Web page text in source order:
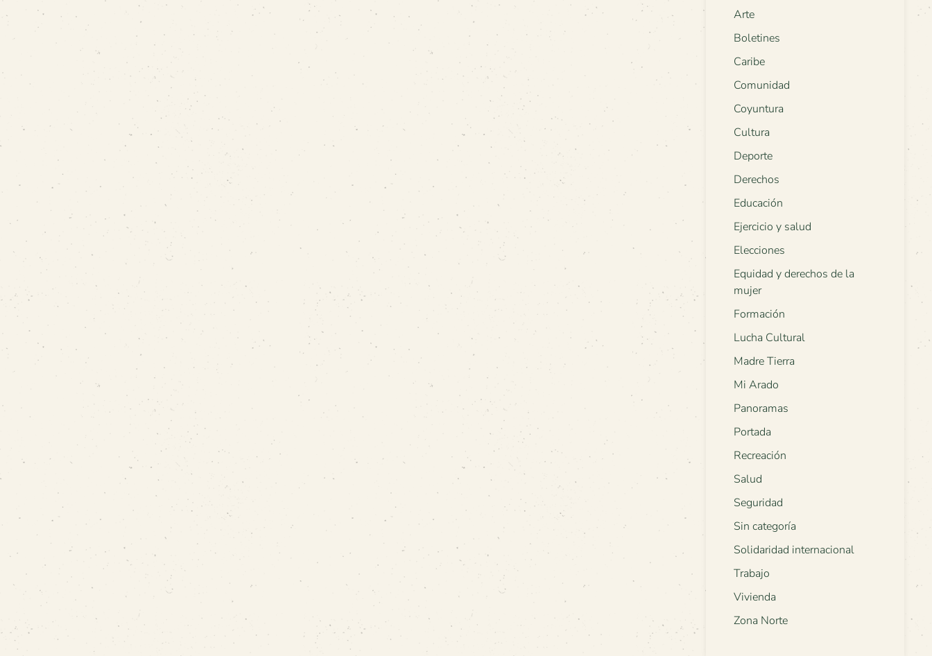
Arte
Boletines
Caribe
Comunidad
Coyuntura
Cultura
Deporte
Derechos
Educación
Ejercicio y salud
Elecciones
Equidad y derechos de la
mujer
Formación
Lucha Cultural
Madre Tierra
Mi Arado
Panoramas
Portada
Recreación
Salud
Seguridad
Sin categoría
Solidaridad internacional
Trabajo
Vivienda
Zona Norte